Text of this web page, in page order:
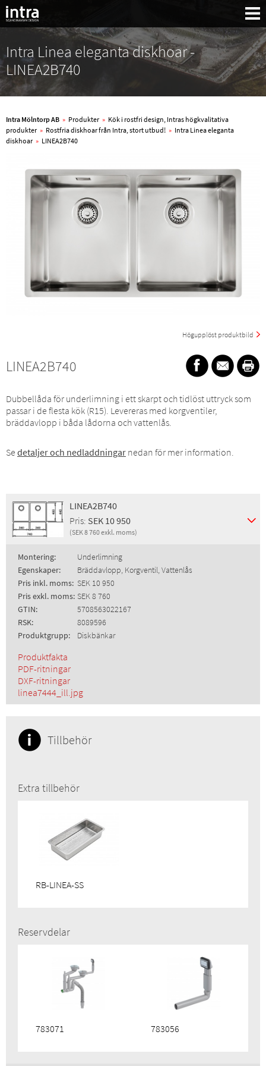
Intra Linea eleganta diskhoar -
LINEA2B740
Intra Mölntorp AB » Produkter » Kök i rostfri design, Intras högkvalitativa
produkter » Rostfria diskhoar från Intra, stort utbud! » Intra Linea eleganta
diskhoar » LINEA2B740
Högupplöst produktbild
LINEA2B740
Dubbellåda för underlimning i ett skarpt och tidlöst uttryck som
passar i de flesta kök (R15). Levereras med korgventiler,
bräddavlopp i båda lådorna och vattenlås.
Se detaljer och nedladdningar nedan för mer information.
LINEA2B740
Pris: SEK 10 950
(SEK 8 760 exkl. moms)
Montering:
Underlimning
Egenskaper:
Bräddavlopp, Korgventil, Vattenlås
Pris inkl. moms: SEK 10 950
Pris exkl. moms: SEK 8 760
GTIN:
5708563022167
RSK:
8089596
Produktgrupp:
Diskbänkar
Produktfakta
PDF-ritningar
DXF-ritningar
linea7444_ill.jpg
Tillbehör
Extra tillbehör
RB-LINEA-SS
Reservdelar
783071 783056